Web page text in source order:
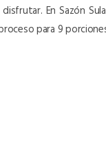
En Sazón
para 9